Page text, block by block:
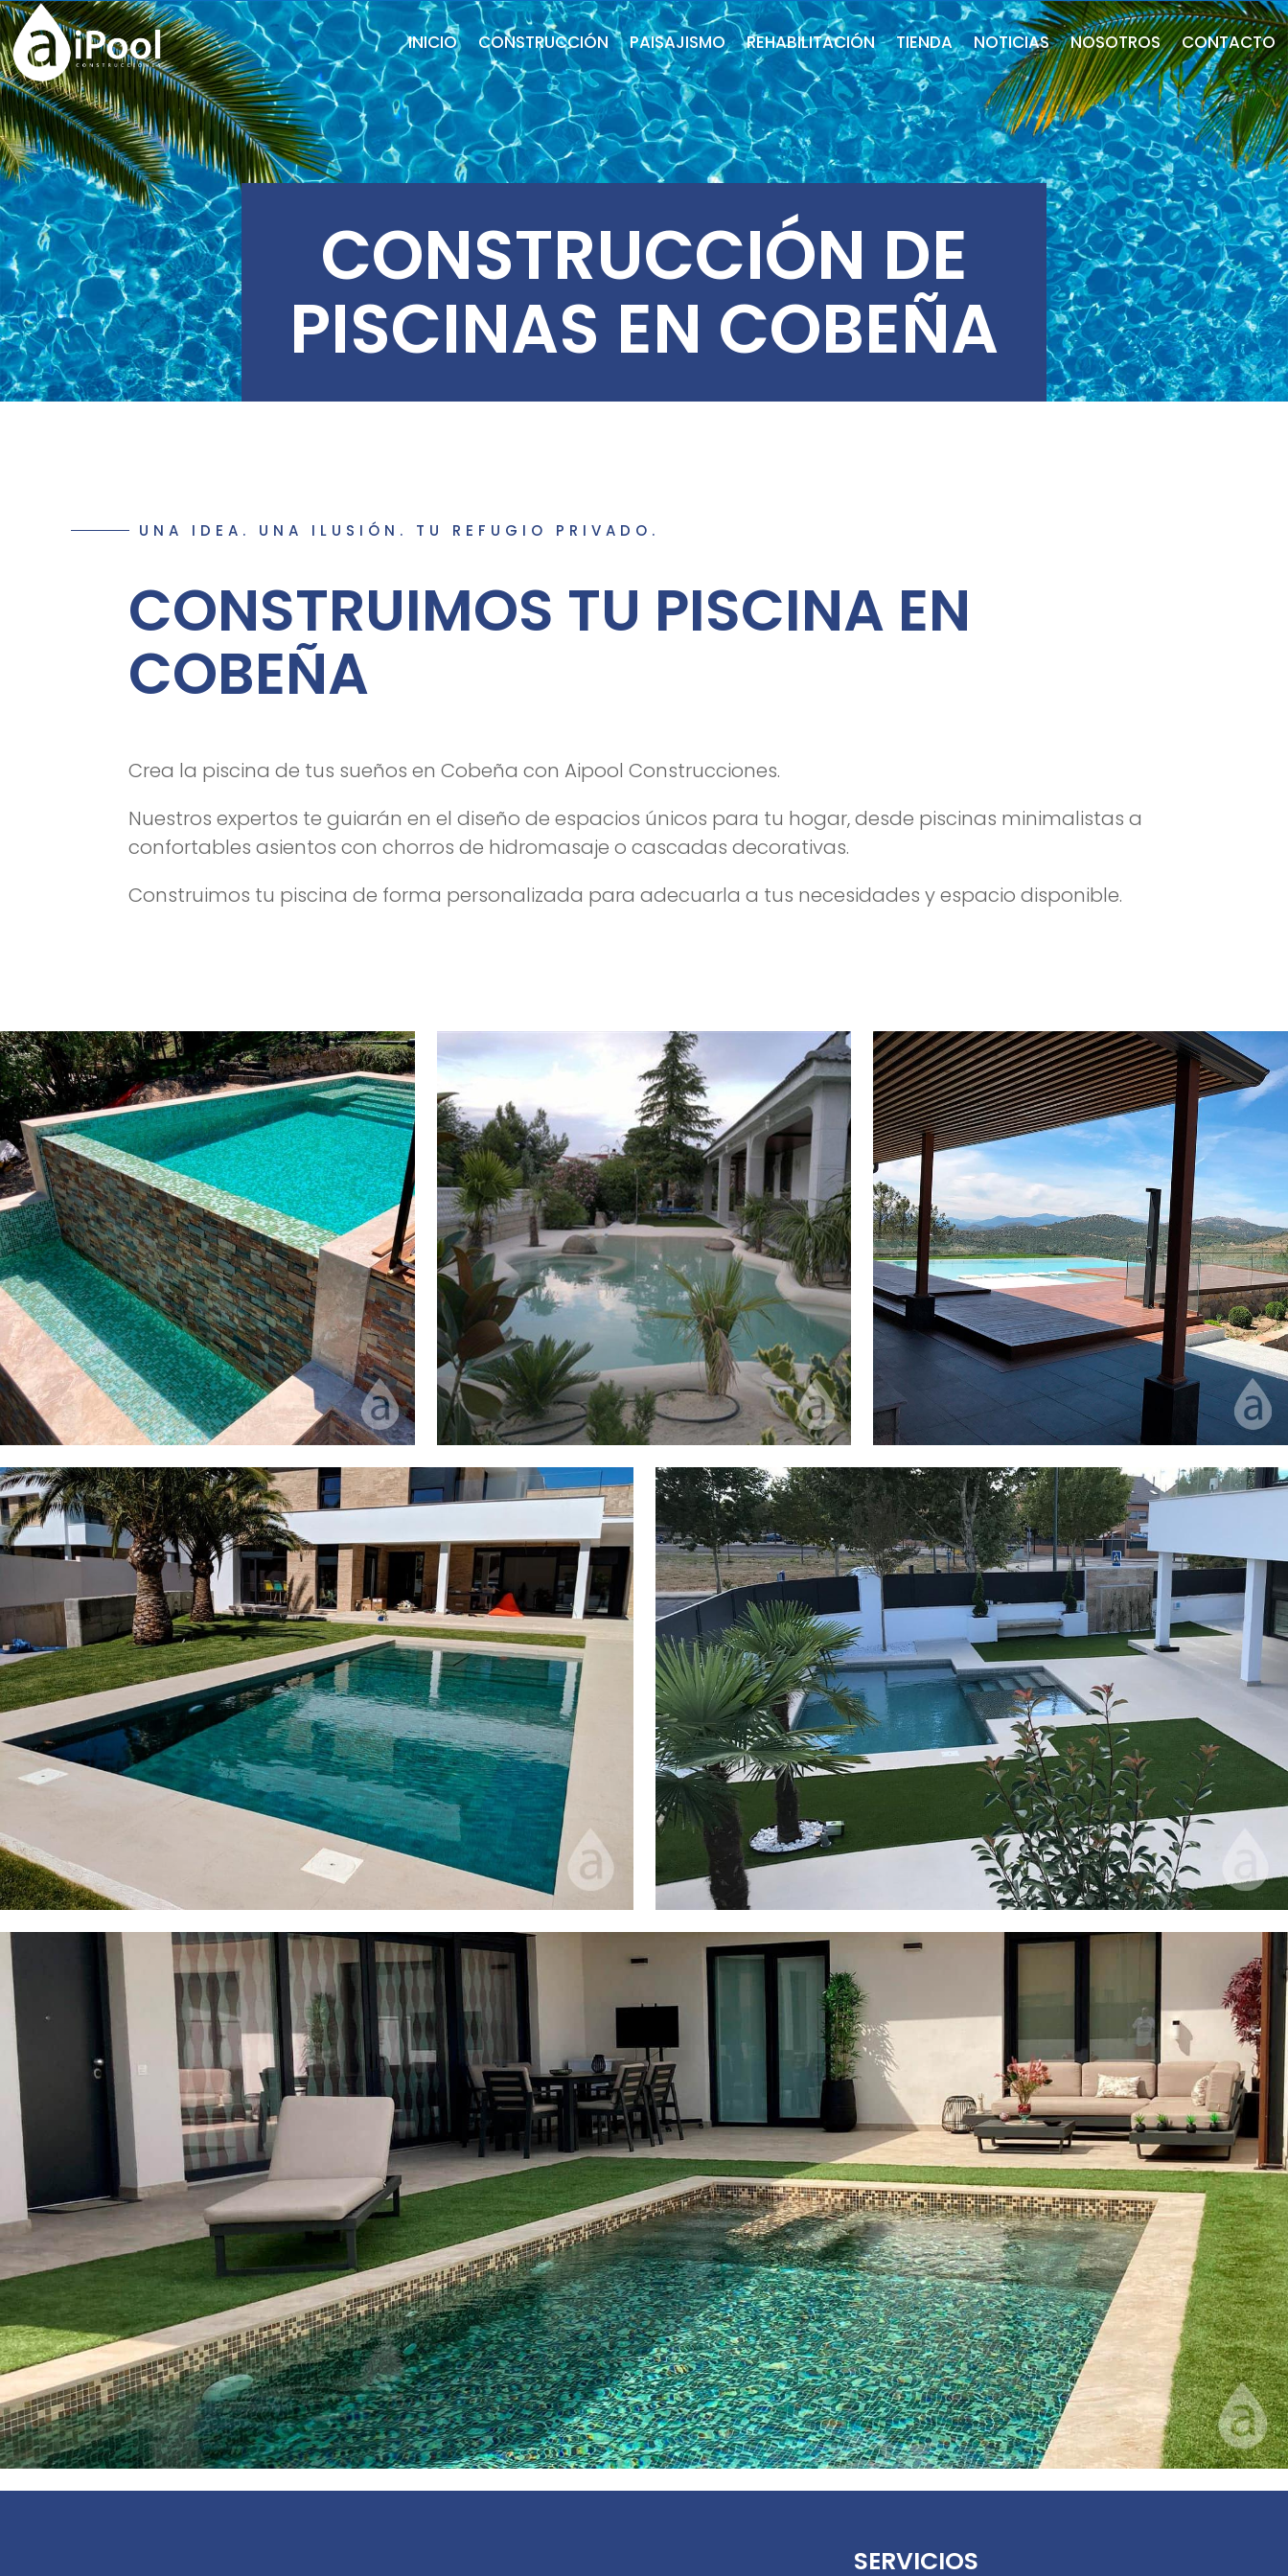
INICIO CONSTRUCCIÓN PAISAJISMO REHABILITACIÓN TIENDA NOTICIAS NOSOTROS CONTACTO
CONSTRUCCIÓN DE
PISCINAS EN COBEÑA
UNA IDEA. UNA ILUSIÓN. TU REFUGIO PRIVADO.
CONSTRUIMOS TU PISCINA EN
COBEÑA
Crea la piscina de tus sueños en Cobeña con Aipool Construcciones.
Nuestros expertos te guiarán en el diseño de espacios únicos para tu hogar, desde piscinas minimalistas a
confortables asientos con chorros de hidromasaje o cascadas decorativas.
Construimos tu piscina de forma personalizada para adecuarla a tus necesidades y espacio disponible.
SERVICIOS